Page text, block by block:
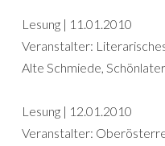
Lesung | 11.01.2010
Veranstalter:
Alte Schmiede,
Lesung | 12.01.2010
Veranstalter: